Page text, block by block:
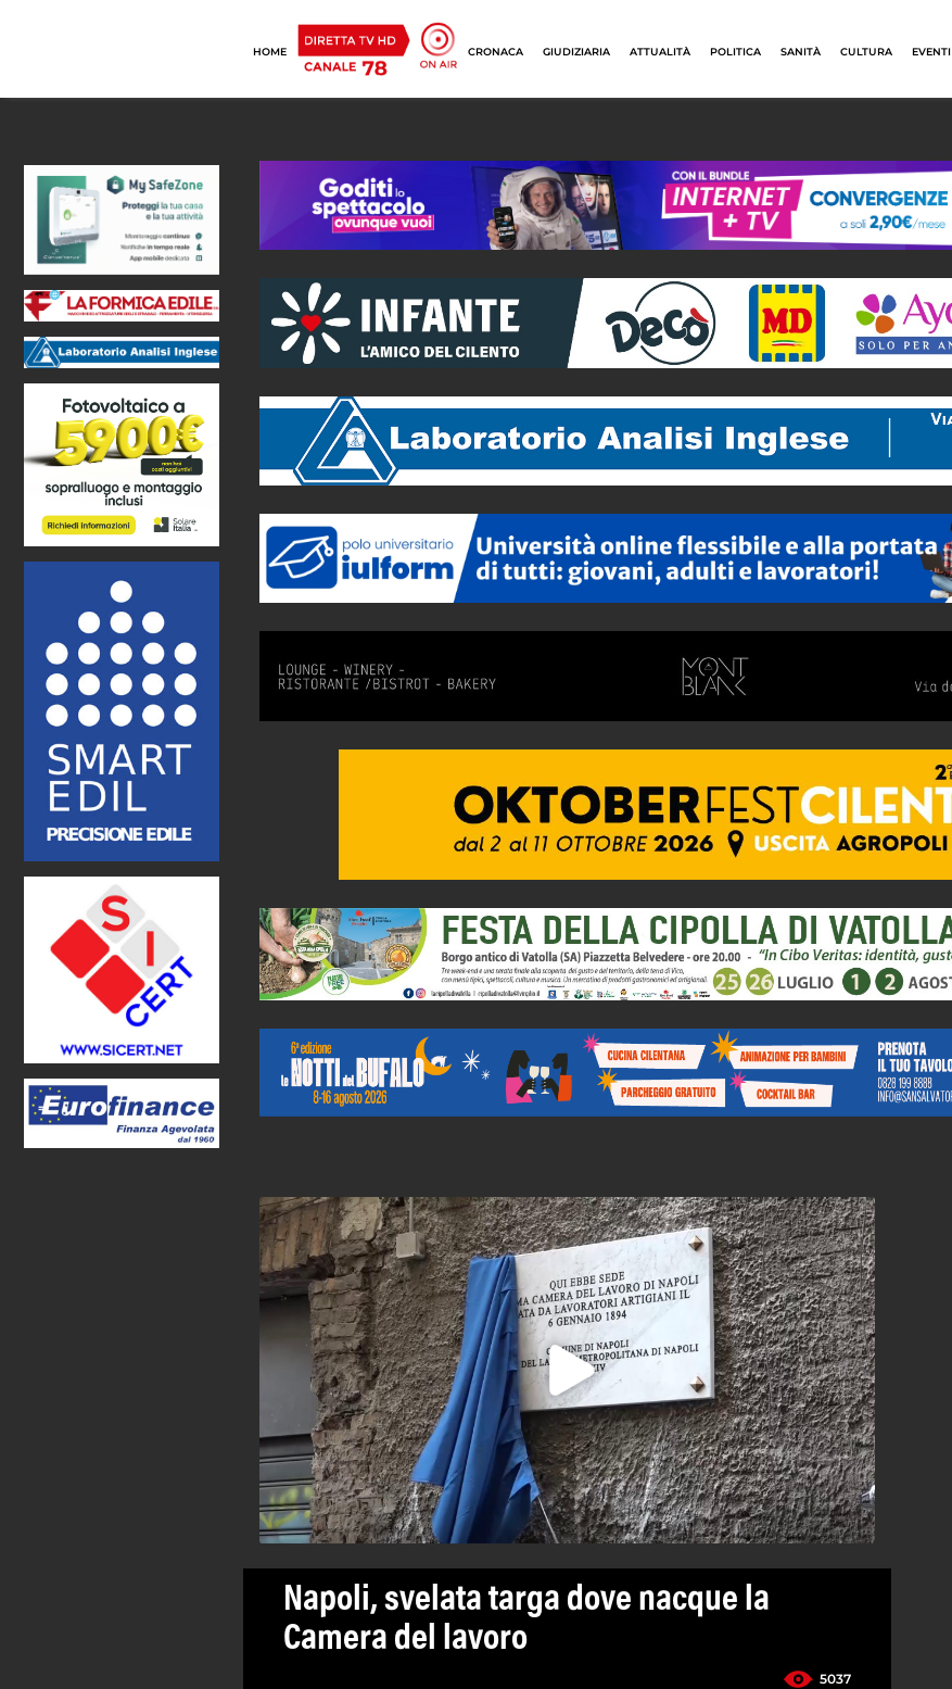
HOME CRONACA GIUDIZIARIA ATTUALITÀ POLITICA SANITÀ CULTURA EVENTI
Napoli, svelata targa dove nacque la
Camera del lavoro
5037